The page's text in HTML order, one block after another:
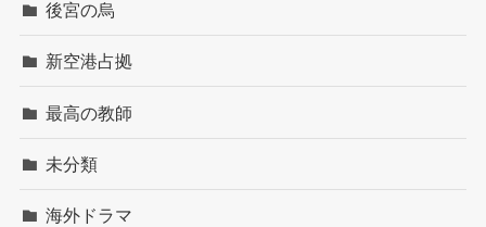
後宮の烏
新空港占拠
最高の教師
未分類
海外ドラマ